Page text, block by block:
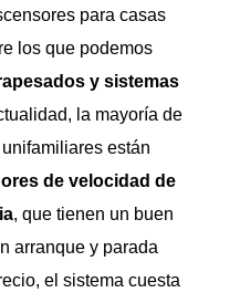
para casas
los que podemos
y sistemas
la mayoría de
están
de velocidad de
, que tienen un buen
arranque y parada
el sistema cuesta